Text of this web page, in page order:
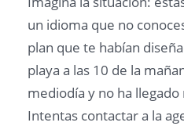
un idioma que no
plan que te habían
playa a las 10 de la
mediodía y no ha
Intentas contactar a la